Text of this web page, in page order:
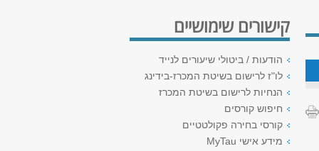
קישורים שימושיים
הודעות / ביטולי שיעורים לנייד
לו"ז לרישום בשיטת המכרז-בידינג
הנחיות לרישום בשיטת המכרז
חיפוש קורסים
קורסי בחירה פקולטטיים
מידע אישי MyTau